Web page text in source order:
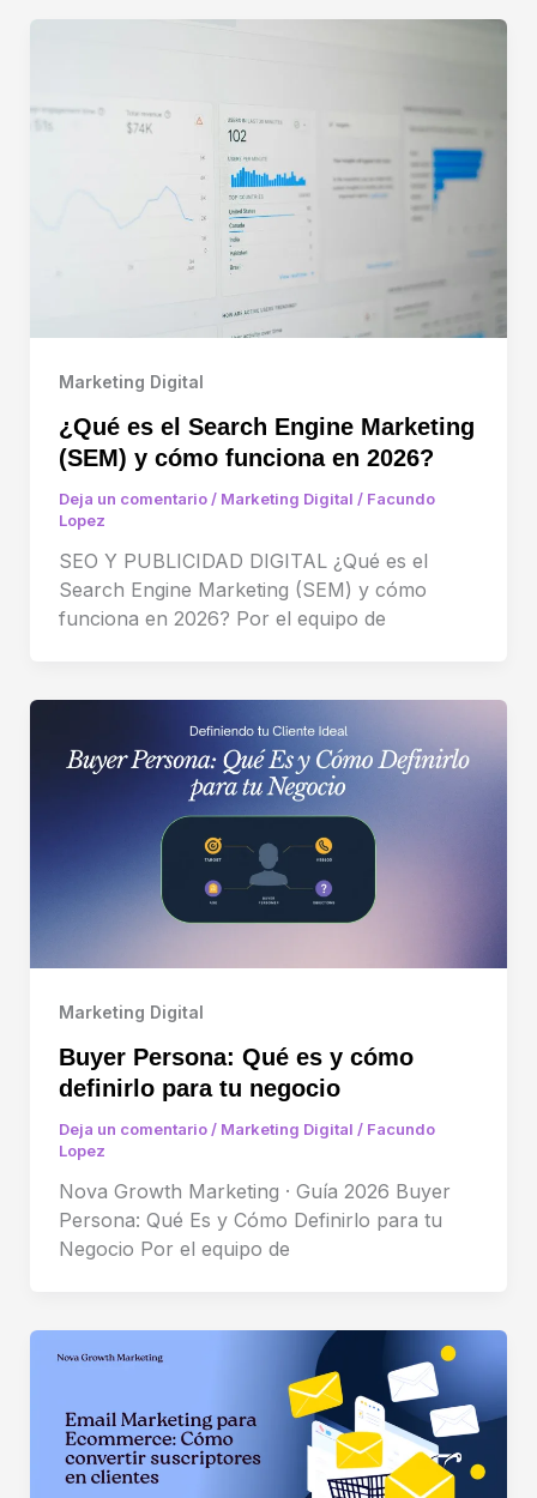
Marketing Digital
¿Qué es el Search Engine Marketing
(SEM) y cómo funciona en 2026?
Deja un comentario / Marketing Digital / Facundo
Lopez
SEO Y PUBLICIDAD DIGITAL ¿Qué es el
Search Engine Marketing (SEM) y cómo
funciona en 2026? Por el equipo de
Marketing Digital
Buyer Persona: Qué es y cómo
definirlo para tu negocio
Deja un comentario / Marketing Digital / Facundo
Lopez
Nova Growth Marketing · Guía 2026 Buyer
Persona: Qué Es y Cómo Definirlo para tu
Negocio Por el equipo de